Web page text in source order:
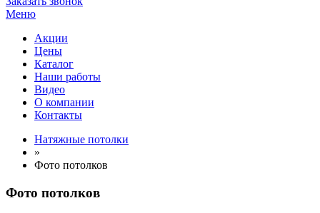
Меню
Акции
Цены
Каталог
Наши работы
Видео
О компании
Контакты
Натяжные потолки
»
Фото потолков
Фото потолков